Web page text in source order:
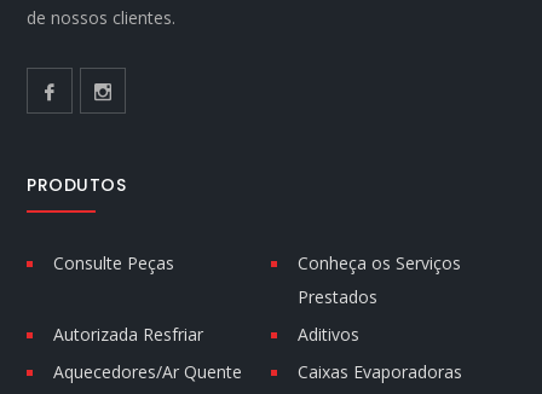
de nossos clientes.
PRODUTOS
Consulte Peças
Conheça os Serviços
Prestados
Autorizada Resfriar
Aditivos
Aquecedores/Ar Quente
Caixas Evaporadoras